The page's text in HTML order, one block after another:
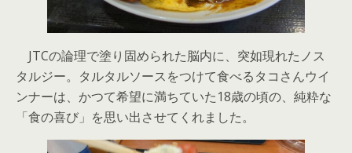
JTCの論理で塗り固められた脳内に、突如現れたノス
タルジー。タルタルソースをつけて食べるタコさんウイ
ンナーは、かつて希望に満ちていた18歳の頃の、純粋な
「食の喜び」を思い出させてくれました。